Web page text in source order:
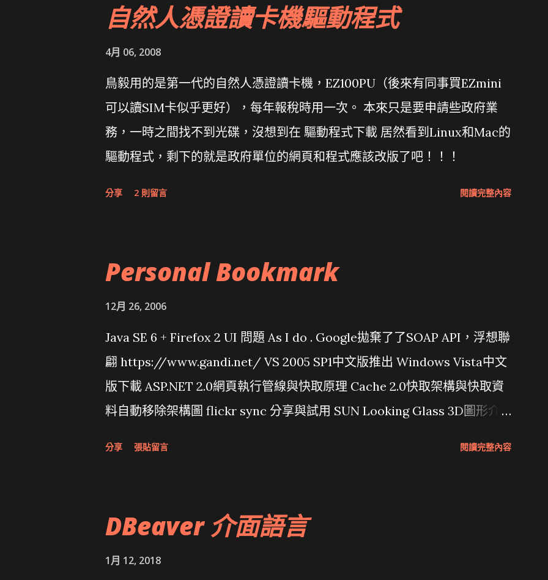
自然人憑證讀卡機驅動程式
4月 06, 2008
鳥毅用的是第一代的自然人憑證讀卡機，EZ100PU（後來有同事買EZmini
可以讀SIM卡似乎更好），每年報稅時用一次。 本來只是要申請些政府業
務，一時之間找不到光碟，沒想到在 驅動程式下載 居然看到Linux和Mac的
驅動程式，剩下的就是政府單位的網頁和程式應該改版了吧！！！
分享 2 則留言 閱讀完整內容
Personal Bookmark
12月 26, 2006
Java SE 6 + Firefox 2 UI 問題 As I do . Google拋棄了了SOAP API，浮想聯
翩 https://www.gandi.net/ VS 2005 SP1中文版推出 Windows Vista中文
版下載 ASP.NET 2.0網頁執行管線與快取原理 Cache 2.0快取架構與快取資
料自動移除架構圖 flickr sync 分享與試用 SUN Looking Glass 3D圖形介
分享 張貼留言 閱讀完整內容
DBeaver 介面語言
1月 12, 2018